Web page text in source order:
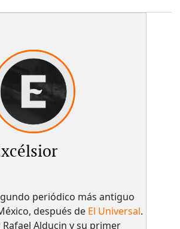
periódico más antiguo
después de El Universal.
Alducin y su primer